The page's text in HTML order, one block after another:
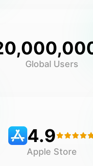
Global Users
4.9
Apple Store